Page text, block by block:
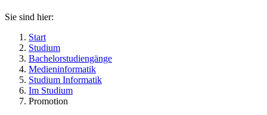
Sie sind hier:
Start
Studium
Bachelorstudiengänge
Medieninformatik
Studium Informatik
Im Studium
Promotion